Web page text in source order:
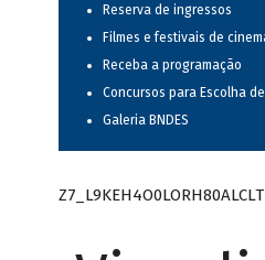
Reserva de ingressos
Filmes e festivais de
Receba a programação
Concursos para Escolha
Galeria BNDES